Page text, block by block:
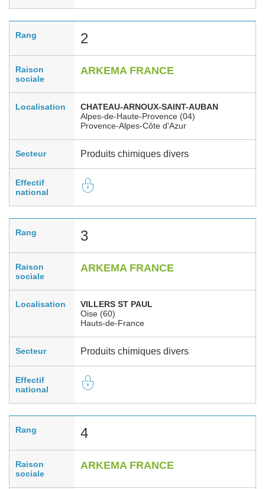
Rang 2
Raison
sociale
ARKEMA FRANCE
Localisation
CHATEAU-ARNOUX-SAINT-AUBAN
Alpes-de-Haute-Provence (04)
Provence-Alpes-Côte d'Azur
Secteur Produits chimiques divers
Effectif
national
Rang 3
Raison
sociale
ARKEMA FRANCE
Localisation
VILLERS ST PAUL
Oise (60)
Hauts-de-France
Secteur Produits chimiques divers
Effectif
national
Rang 4
Raison
sociale
ARKEMA FRANCE